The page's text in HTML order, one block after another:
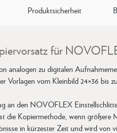
Produktsicherheit
für
analogen zu digitalen
Vorlagen vom Kleinbild 24×36
an den NOVOFLEX
die Kopiermethode, wenn
in kürzester Zeit und wird